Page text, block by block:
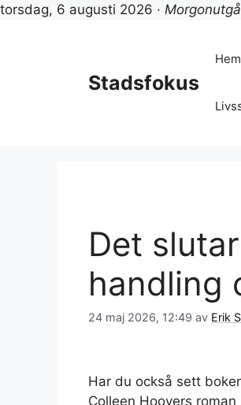
torsdag, 6 augusti 2026 ·
Stadsfokus
Hem
Det
handling
24 maj 2026, 12:49 av Erik
Har du också sett
Colleen Hoovers roman